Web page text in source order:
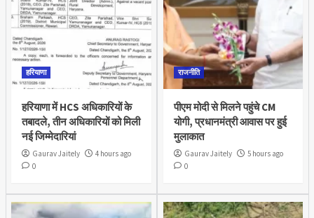
हरियाणा
हरियाणा में HCS अधिकारियों के
तबादले, तीन अधिकारियों को मिली
नई जिम्मेदारियां
Gaurav Jaitely
4 hours ago
0
राजनीति
पीएम मोदी से मिलने पहुंचे CM
योगी, प्रधानमंत्री आवास पर हुई
मुलाकात
Gaurav Jaitely
5 hours ago
0